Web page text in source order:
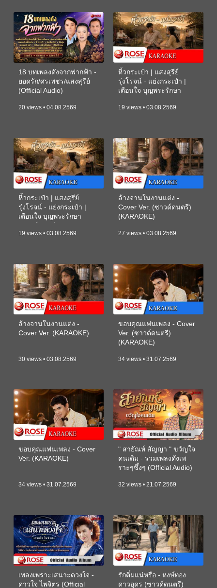
18 บทเพลงดังจากฟากฟ้า -
ยอดรัก/ศรเพชร/แสงสุรีย์
(Official Audio)
20 views • 04.08.2569
หิ้วกระเป๋า | แสงสุรีย์
รุ่งโรจน์ - แย่งกระเป๋า |
เตือนใจ บุญพระรักษา
19 views • 03.08.2569
หิ้วกระเป๋า | แสงสุรีย์
รุ่งโรจน์ - แย่งกระเป๋า |
เตือนใจ บุญพระรักษา
19 views • 03.08.2569
ล้างจานในงานแต่ง -
Cover Ver. (ซาวด์ดนตรี)
(KARAOKE)
27 views • 03.08.2569
ล้างจานในงานแต่ง -
Cover Ver. (KARAOKE)
30 views • 03.08.2569
ขอบคุณแฟนเพลง - Cover
Ver. (ซาวด์ดนตรี)
(KARAOKE)
34 views • 31.07.2569
ขอบคุณแฟนเพลง - Cover
Ver. (KARAOKE)
34 views • 31.07.2569
" สายัณห์ สัญญา " ขวัญใจ
คนเดิม - รวมเพลงดังเพ
ราะๆซึ้งๆ (Official Audio)
32 views • 21.07.2569
เพลงเพราะเสนาะดวงใจ -
ดาวใจ ไพจิตร (Official
รักติ๋มแน่หรือ - หงษ์ทอง
ดาวอุดร (ซาวด์ดนตรี)